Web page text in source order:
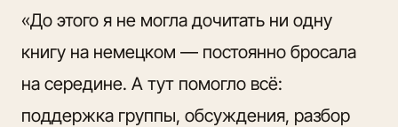
«До этого я не могла дочитать ни одну
книгу на немецком — постоянно бросала
на середине. А тут помогло всё:
поддержка группы, обсуждения, разбор